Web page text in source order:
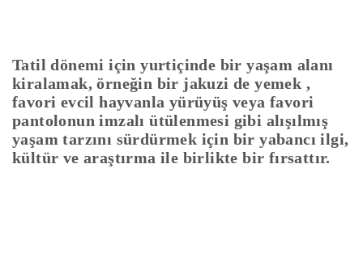
Tatil dönemi için yurtiçinde bir yaşam alanı
kiralamak, örneğin bir jakuzi de yemek ,
favori evcil hayvanla yürüyüş veya favori
pantolonun imzalı ütülenmesi gibi alışılmış
yaşam tarzını sürdürmek için bir yabancı ilgi,
kültür ve araştırma ile birlikte bir fırsattır.